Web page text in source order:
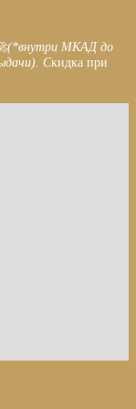
(*внутри МКАД до
Скидка при